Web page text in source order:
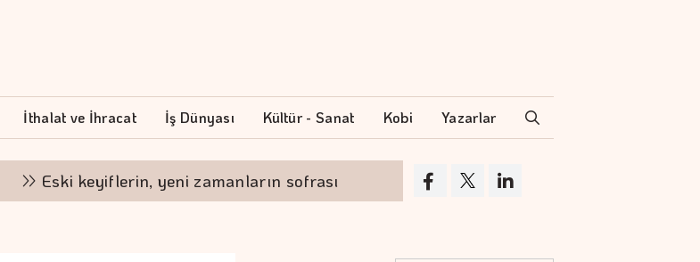
İthalat ve İhracat İş Dünyası Kültür - Sanat Kobi Yazarlar
Eski keyiflerin, yeni zamanların sofrası Hayatımızda İz Bırakan Filmler